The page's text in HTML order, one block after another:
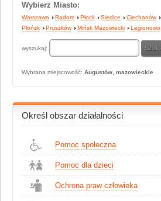
Wybierz Miasto:
Warszawa Radom Płock Siedlce Ciechanów
Płońsk
Pruszków Mińsk Mazowiecki Legionowo
wyszukaj:
Wybrana miejscowość: Augustów, mazowieckie
Określ obszar działalności
Pomoc społeczna
Pomoc dla dzieci
Ochrona praw człowieka